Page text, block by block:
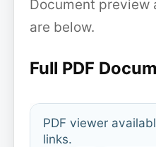
Document preview
are below.
Full PDF
PDF viewer
links.